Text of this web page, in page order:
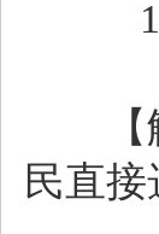
1
【解
民直